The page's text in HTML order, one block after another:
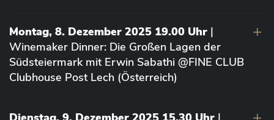
Montag, 8. Dezember 2025 19.00 Uhr |
Winemaker Dinner: Die Großen Lagen der
Südsteiermark mit Erwin Sabathi @FINE CLUB
Clubhouse Post Lech (Österreich)